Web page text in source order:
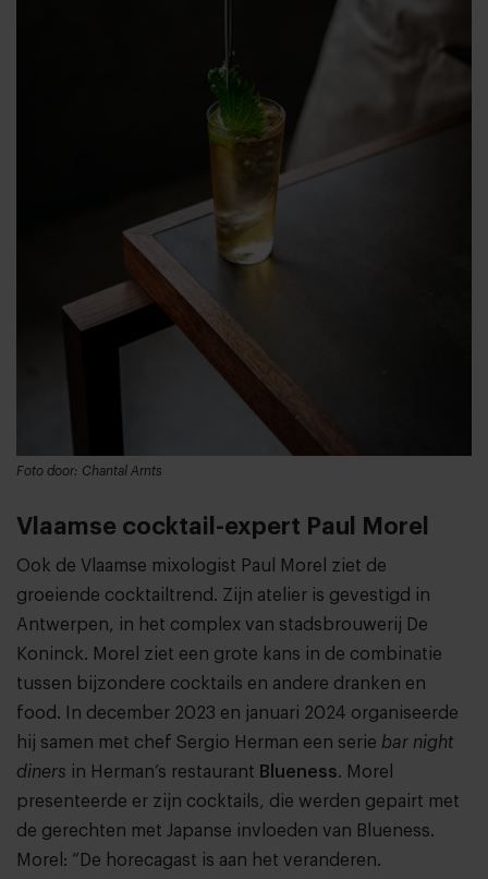
Foto door: Chantal Arnts
Vlaamse cocktail-expert Paul Morel
Ook de Vlaamse mixologist Paul Morel ziet de
groeiende cocktailtrend. Zijn atelier is gevestigd in
Antwerpen, in het complex van stadsbrouwerij De
Koninck. Morel ziet een grote kans in de combinatie
tussen bijzondere cocktails en andere dranken en
food. In december 2023 en januari 2024 organiseerde
hij samen met chef Sergio Herman een serie bar night
diners in Herman’s restaurant Blueness. Morel
presenteerde er zijn cocktails, die werden gepairt met
de gerechten met Japanse invloeden van Blueness.
Morel: “De horecagast is aan het veranderen.